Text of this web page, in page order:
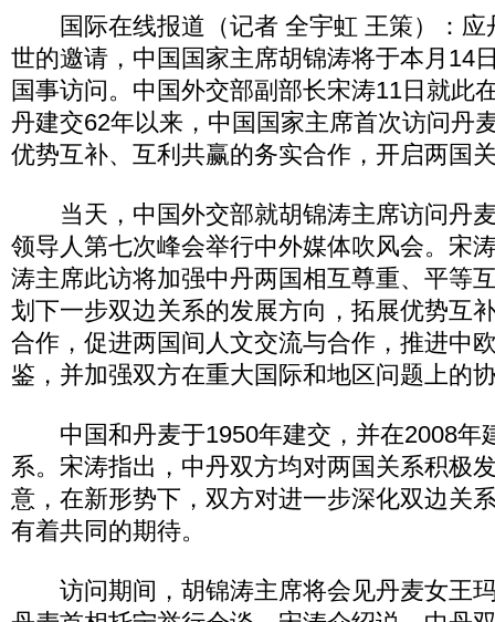
国际在线报道（记者 全宇虹 王策）：应
世的邀请，中国国家主席胡锦涛将于本月14
国事访问。中国外交部副部长宋涛11日就此
丹建交62年以来，中国国家主席首次访问丹
优势互补、互利共赢的务实合作，开启两国
当天，中国外交部就胡锦涛主席访问丹
领导人第七次峰会举行中外媒体吹风会。宋
涛主席此访将加强中丹两国相互尊重、平等
划下一步双边关系的发展方向，拓展优势互
合作，促进两国间人文交流与合作，推进中
鉴，并加强双方在重大国际和地区问题上的
中国和丹麦于1950年建交，并在2008年
系。宋涛指出，中丹双方均对两国关系积极
意，在新形势下，双方对进一步深化双边关
有着共同的期待。
访问期间，胡锦涛主席将会见丹麦女王